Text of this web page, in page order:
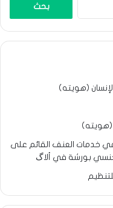
(هويته)
(هويته)
مقدمي خدمات العنف القائم على
بورشة في ألاگ